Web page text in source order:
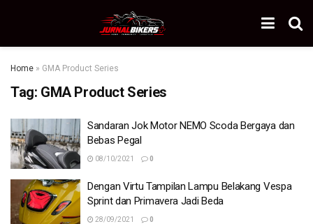
Home » GMA Product Series
Tag: GMA Product Series
Sandaran Jok Motor NEMO Scoda Bergaya dan
Bebas Pegal
08/10/2021 0
Dengan Virtu Tampilan Lampu Belakang Vespa
Sprint dan Primavera Jadi Beda
28/09/2021 0